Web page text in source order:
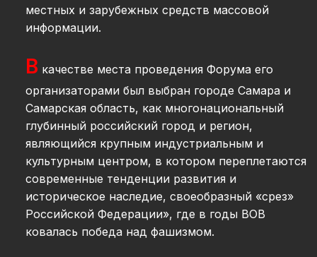
местных и зарубежных средств массовой
информации.
В качестве места проведения Форума его
организаторами был выбран городе Самара и
Самарская область, как многонациональный
глубинный российский город и регион,
являющийся крупным индустриальным и
культурным центром, в котором переплетаются
современные тенденции развития и
историческое наследие, своеобразный «срез»
Российской Федерации», где в годы ВОВ
ковалась победа над фашизмом.